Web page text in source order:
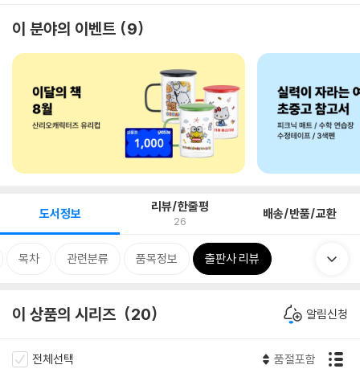
이 분야의 이벤트 9
도서정보 리뷰/한줄평
26 배송/반품/교환
목차 관련분류 품목정보 출판사 리뷰
이 상품의 시리즈 20 알림신청
전체선택 품절포함